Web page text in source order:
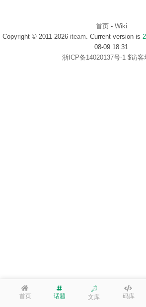
首页 话题 文库 码库
首页- Wiki
Copyright © 2011-2026 iteam . Current version is
08-09 18:31
浙ICP备14020137号-1 $访客